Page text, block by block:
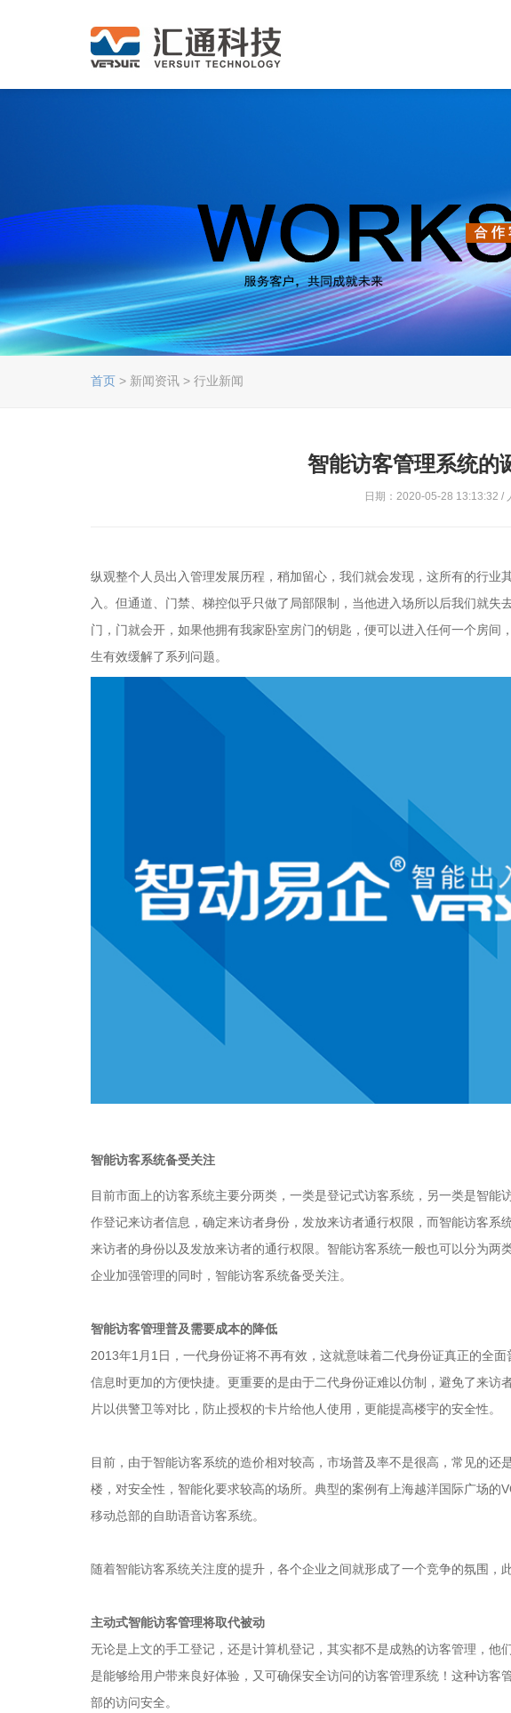
首页 > 新闻资讯 > 行业新闻
智能访客管理系统的
日期：2020-05-28 13:13:32 /
纵观整个人员出入管理发展历程，稍加留心，我们就会发现，这所有的行
入。但通道、门禁、梯控似乎只做了局部限制，当他进入场所以后我们就
门，门就会开，如果他拥有我家卧室房门的钥匙，便可以进入任何一个房
生有效缓解了系列问题。
智能访客系统备受关注
目前市面上的访客系统主要分两类，一类是登记式访客系统，另一类是智
作登记来访者信息，确定来访者身份，发放来访者通行权限，而智能访客系
来访者的身份以及发放来访者的通行权限。智能访客系统一般也可以分为两
企业加强管理的同时，智能访客系统备受关注。
智能访客管理普及需要成本的降低
2013年1月1日，一代身份证将不再有效，这就意味着二代身份证真正的全
信息时更加的方便快捷。更重要的是由于二代身份证难以仿制，避免了来
片以供警卫等对比，防止授权的卡片给他人使用，更能提高楼宇的安全性。
目前，由于智能访客系统的造价相对较高，市场普及率不是很高，常见的
楼，对安全性，智能化要求较高的场所。典型的案例有上海越洋国际广场的
移动总部的自助语音访客系统。
随着智能访客系统关注度的提升，各个企业之间就形成了一个竞争的氛围，
主动式智能访客管理将取代被动
无论是上文的手工登记，还是计算机登记，其实都不是成熟的访客管理，
是能够给用户带来良好体验，又可确保安全访问的访客管理系统！这种访
部的访问安全。